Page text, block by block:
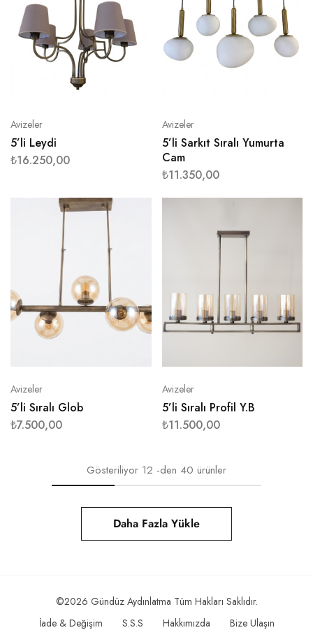
Avizeler
5’li Leydi
₺16.250,00
Avizeler
5’li Sarkıt Sıralı Yumurta
Cam
₺11.350,00
Avizeler
5’li Sıralı Glob
₺7.500,00
Avizeler
5’li Sıralı Profil Y.B
₺11.500,00
Gösteriliyor 12 -den 40 ürünler
Daha Fazla Yükle
©2026 Gündüz Aydınlatma Tüm Hakları Saklıdır.
İade & Değişim
S.S.S Hakkımızda Bize Ulaşın